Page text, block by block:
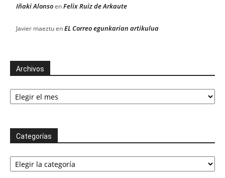
Iñaki AlonsoenFelix Ruiz de Arkaute
Javier maeztuenEL Correo egunkarian artikulua
Archivos
Archivos
Categorías
Categorías